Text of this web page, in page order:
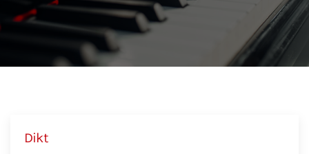
Dikt